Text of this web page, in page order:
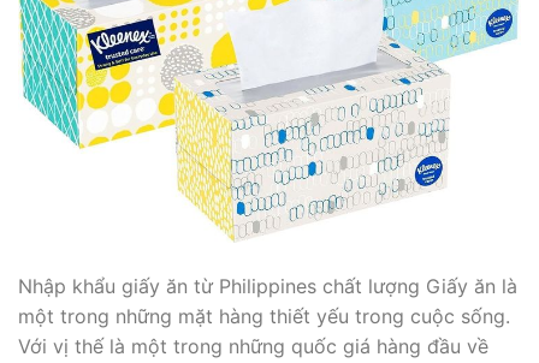
Nhập khẩu giấy ăn từ Philippines chất lượng Giấy ăn là
một trong những mặt hàng thiết yếu trong cuộc sống.
Với vị thế là một trong những quốc giá hàng đầu về